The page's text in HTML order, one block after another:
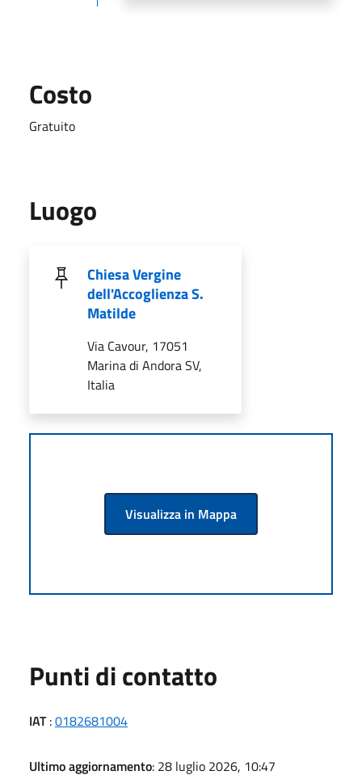
Costo
Gratuito
Luogo
Chiesa Vergine
dell'Accoglienza S.
Matilde
Via Cavour, 17051
Marina di Andora SV,
Italia
Visualizza in Mappa
Punti di contatto
IAT:0182681004
Ultimo aggiornamento: 28 luglio 2026, 10:47